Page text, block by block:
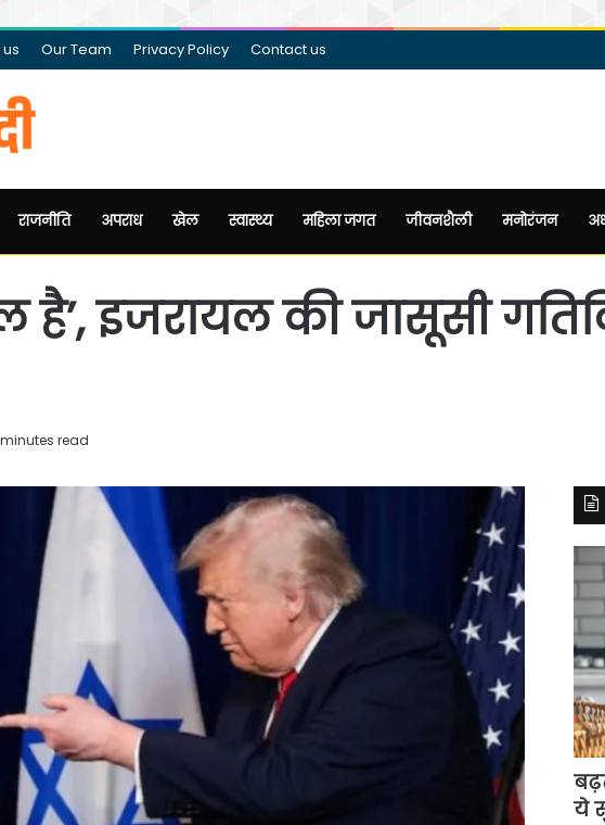
Our Team Privacy Policy Contact us
राजनीति अपराध खेल स्वास्थ्य महिला जगत जीवनशैली मनोरंजन
है’, इजरायल की जासूसी
read
ये